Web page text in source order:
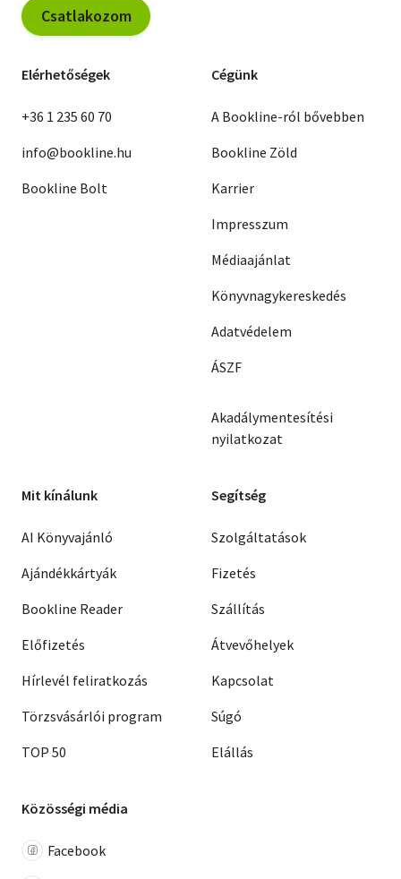
Csatlakozom
Elérhetőségek
+36 1 235 60 70
info@bookline.hu
Bookline Bolt
Cégünk
A Bookline-ról bővebben
Bookline Zöld
Karrier
Impresszum
Médiaajánlat
Könyvnagykereskedés
Adatvédelem
ÁSZF
Akadálymentesítési
nyilatkozat
Mit kínálunk
AI Könyvajánló
Ajándékkártyák
Bookline Reader
Előfizetés
Hírlevél feliratkozás
Törzsvásárlói program
TOP 50
Segítség
Szolgáltatások
Fizetés
Szállítás
Átvevőhelyek
Kapcsolat
Súgó
Elállás
Közösségi média
Facebook